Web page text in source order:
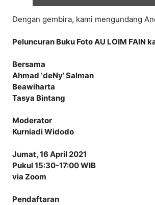
Dengan gembira, kami mengundang
Peluncuran Buku Foto AU LOIM FAIN
Bersama
Ahmad ‘deNy’ Salman
Beawiharta
Tasya Bintang
Moderator
Kurniadi Widodo
Jumat, 16 April 2021
Pukul 15:30-17:00 WIB
via Zoom
Pendaftaran